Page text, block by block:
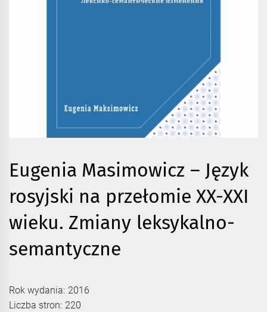
Eugenia Masimowicz – Język
rosyjski na przełomie XX-XXI
wieku. Zmiany leksykalno-
semantyczne
Rok wydania: 2016
Liczba stron: 220